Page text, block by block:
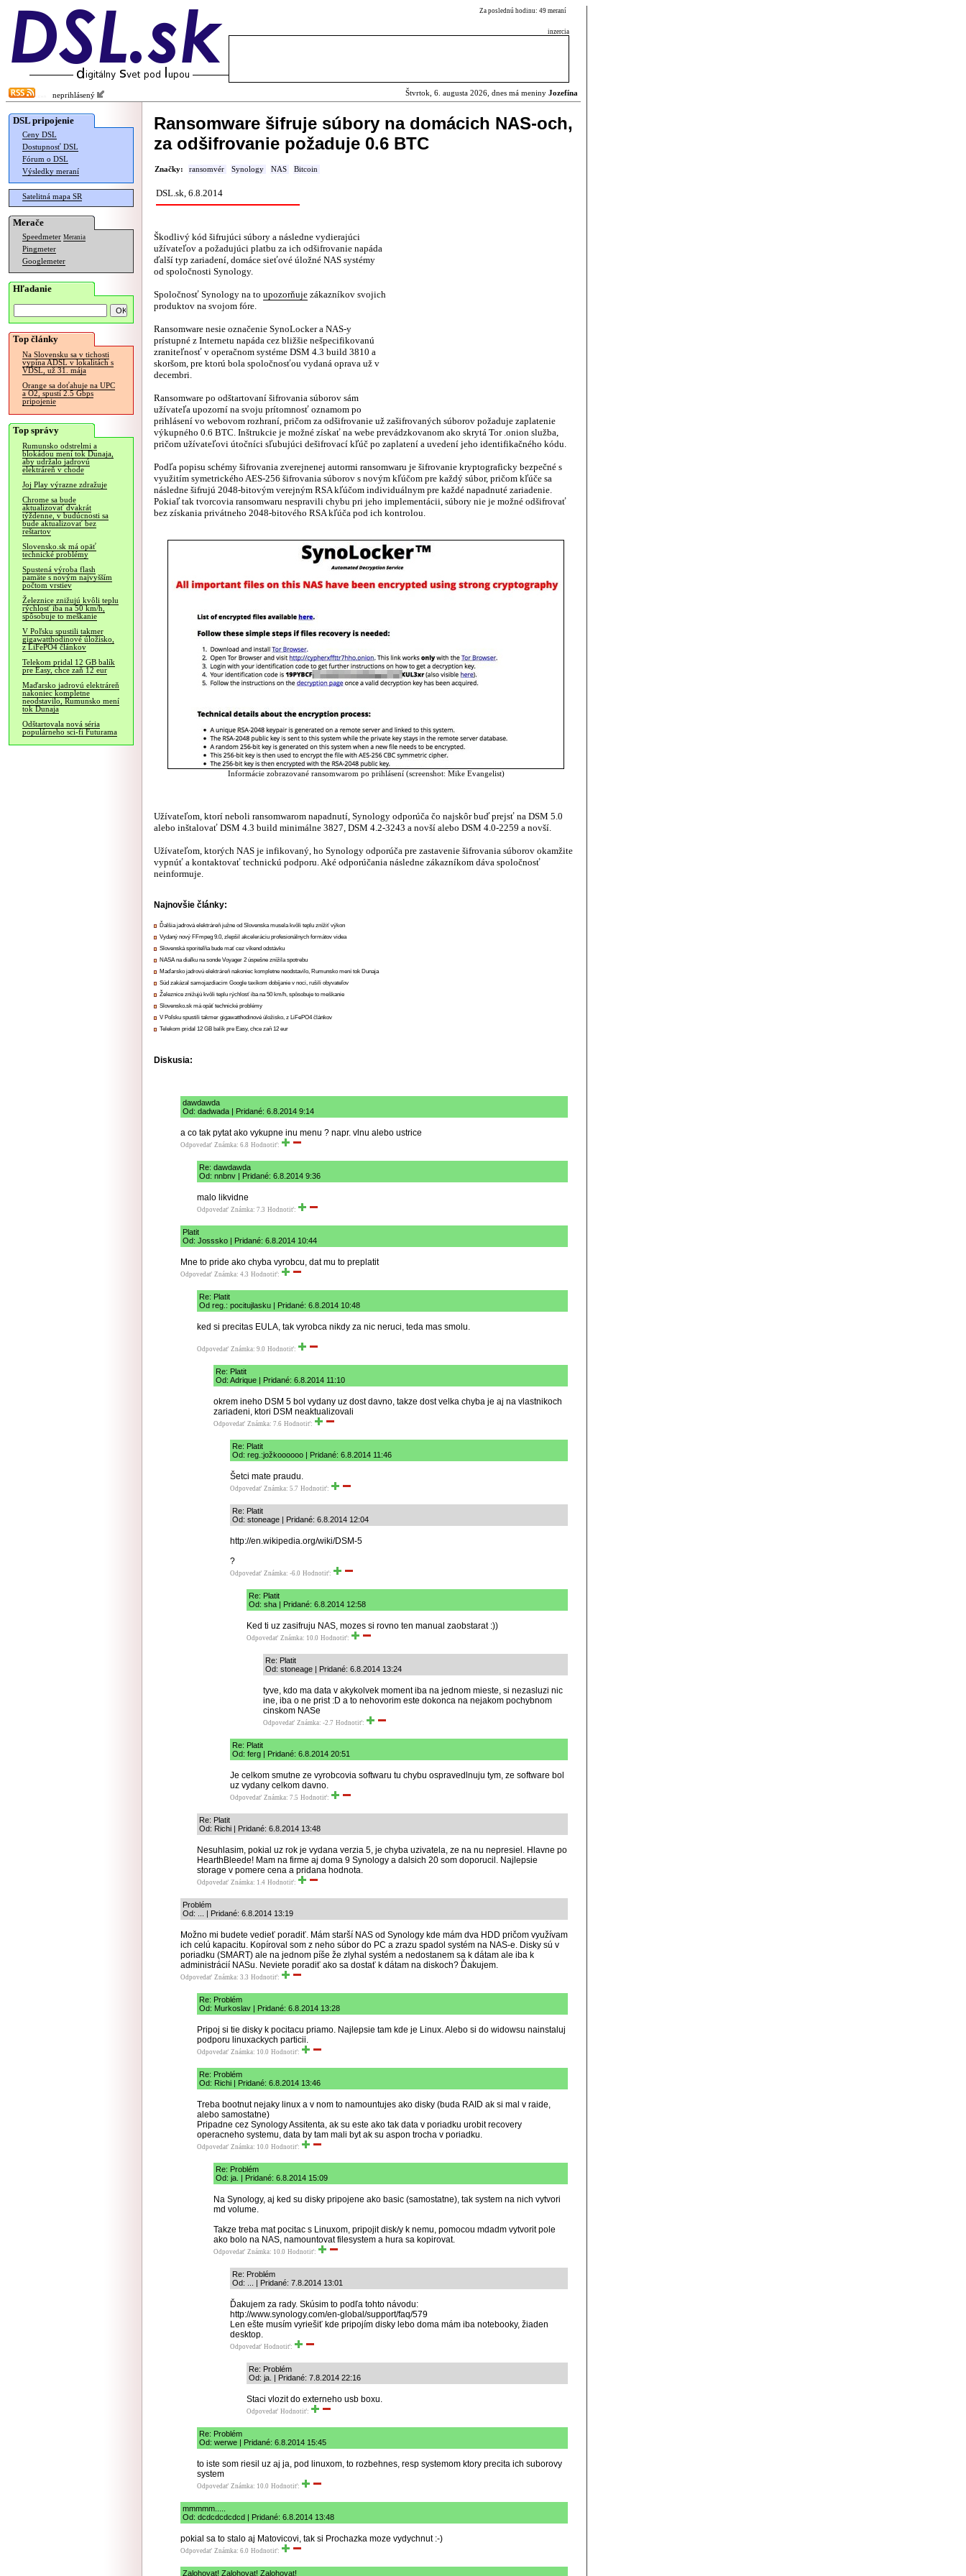
Za poslednú hodinu: 49 meraní
inzercia
neprihlásený Štvrtok, 6. augusta 2026, dnes má meniny Jozefína
DSL pripojenie
Ceny DSL
Dostupnosť DSL
Fórum o DSL
Výsledky meraní
Satelitná mapa SR
Merače
Speedmeter Merania
Pingmeter
Googlemeter
Hľadanie
Top články
Na Slovensku sa v tichosti
vypína ADSL v lokalitách s
VDSL, už 31. mája
Orange sa doťahuje na UPC
a O2, spustí 2.5 Gbps
pripojenie
Top správy
Rumunsko odstrelmi a
blokádou mení tok Dunaja,
aby udržalo jadrovú
elektráreň v chode
Joj Play výrazne zdražuje
Chrome sa bude
aktualizovať dvakrát
týždenne, v budúcnosti sa
bude aktualizovať bez
reštartov
Slovensko.sk má opäť
technické problémy
Spustená výroba flash
pamäte s novým najvyšším
počtom vrstiev
Železnice znižujú kvôli teplu
rýchlosť iba na 50 km/h,
spôsobuje to meškanie
V Poľsku spustili takmer
gigawatthodinové úložisko,
z LiFePO4 článkov
Telekom pridal 12 GB balík
pre Easy, chce zaň 12 eur
Maďarsko jadrovú elektráreň
nakoniec kompletne
neodstavilo, Rumunsko mení
tok Dunaja
Odštartovala nová séria
populárneho sci-fi Futurama
Ransomware šifruje súbory na domácich NAS-och,
za odšifrovanie požaduje 0.6 BTC
Značky: ransomvér Synology NAS Bitcoin
DSL.sk, 6.8.2014
Škodlivý kód šifrujúci súbory a následne vydierajúci
užívateľov a požadujúci platbu za ich odšifrovanie napáda
ďalší typ zariadení, domáce sieťové úložné NAS systémy
od spoločnosti Synology.
Spoločnosť Synology na to upozorňuje zákazníkov svojich
produktov na svojom fóre.
Ransomware nesie označenie SynoLocker a NAS-y
prístupné z Internetu napáda cez bližšie nešpecifikovanú
zraniteľnosť v operačnom systéme DSM 4.3 build 3810 a
skoršom, pre ktorú bola spoločnosťou vydaná oprava už v
decembri.
Ransomware po odštartovaní šifrovania súborov sám
užívateľa upozorní na svoju prítomnosť oznamom po
prihlásení vo webovom rozhraní, pričom za odšifrovanie už zašifrovaných súborov požaduje zaplatenie
výkupného 0.6 BTC. Inštrukcie je možné získať na webe prevádzkovanom ako skrytá Tor .onion služba,
pričom užívateľovi útočníci sľubujúci dešifrovací kľúč po zaplatení a uvedení jeho identifikačného kódu.
Podľa popisu schémy šifrovania zverejnenej autormi ransomwaru je šifrovanie kryptograficky bezpečné s
využitím symetrického AES-256 šifrovania súborov s novým kľúčom pre každý súbor, pričom kľúče sa
následne šifrujú 2048-bitovým verejným RSA kľúčom individuálnym pre každé napadnuté zariadenie.
Pokiaľ tak tvorcovia ransomwaru nespravili chybu pri jeho implementácii, súbory nie je možné odšifrovať
bez získania privátneho 2048-bitového RSA kľúča pod ich kontrolou.
Informácie zobrazované ransomwarom po prihlásení (screenshot: Mike Evangelist)
Užívateľom, ktorí neboli ransomwarom napadnutí, Synology odporúča čo najskôr buď prejsť na DSM 5.0
alebo inštalovať DSM 4.3 build minimálne 3827, DSM 4.2-3243 a novší alebo DSM 4.0-2259 a novší.
Užívateľom, ktorých NAS je infikovaný, ho Synology odporúča pre zastavenie šifrovania súborov okamžite
vypnúť a kontaktovať technickú podporu. Aké odporúčania následne zákazníkom dáva spoločnosť
neinformuje.
Najnovšie články:
Ďalšia jadrová elektráreň južne od Slovenska musela kvôli teplu znížiť výkon
Vydaný nový FFmpeg 9.0, zlepšil akceleráciu profesionálnych formátov videa
Slovenská sporiteľňa bude mať cez víkend odstávku
NASA na diaľku na sonde Voyager 2 úspešne znížila spotrebu
Maďarsko jadrovú elektráreň nakoniec kompletne neodstavilo, Rumunsko mení tok Dunaja
Súd zakázal samojazdiacim Google taxíkom dobíjanie v noci, rušili obyvateľov
Železnice znižujú kvôli teplu rýchlosť iba na 50 km/h, spôsobuje to meškanie
Slovensko.sk má opäť technické problémy
V Poľsku spustili takmer gigawatthodinové úložisko, z LiFePO4 článkov
Telekom pridal 12 GB balík pre Easy, chce zaň 12 eur
Diskusia:
dawdawda
Od: dadwada | Pridané: 6.8.2014 9:14
a co tak pytat ako vykupne inu menu ? napr. vlnu alebo ustrice
Odpovedať Známka: 6.8 Hodnotiť:
Re: dawdawda
Od: nnbnv | Pridané: 6.8.2014 9:36
malo likvidne
Odpovedať Známka: 7.3 Hodnotiť:
Platit
Od: Josssko | Pridané: 6.8.2014 10:44
Mne to pride ako chyba vyrobcu, dat mu to preplatit
Odpovedať Známka: 4.3 Hodnotiť:
Re: Platit
Od reg.: pocitujlasku | Pridané: 6.8.2014 10:48
ked si precitas EULA, tak vyrobca nikdy za nic neruci, teda mas smolu.
Odpovedať Známka: 9.0 Hodnotiť:
Re: Platit
Od: Adrique | Pridané: 6.8.2014 11:10
okrem ineho DSM 5 bol vydany uz dost davno, takze dost velka chyba je aj na vlastnikoch
zariadeni, ktori DSM neaktualizovali
Odpovedať Známka: 7.6 Hodnotiť:
Re: Platit
Od: reg.:jožkoooooo | Pridané: 6.8.2014 11:46
Šetci mate praudu.
Odpovedať Známka: 5.7 Hodnotiť:
Re: Platit
Od: stoneage | Pridané: 6.8.2014 12:04
http://en.wikipedia.org/wiki/DSM-5
?
Odpovedať Známka: -6.0 Hodnotiť:
Re: Platit
Od: sha | Pridané: 6.8.2014 12:58
Ked ti uz zasifruju NAS, mozes si rovno ten manual zaobstarat :))
Odpovedať Známka: 10.0 Hodnotiť:
Re: Platit
Od: stoneage | Pridané: 6.8.2014 13:24
tyve, kdo ma data v akykolvek moment iba na jednom mieste, si nezasluzi nic
ine, iba o ne prist :D a to nehovorim este dokonca na nejakom pochybnom
cinskom NASe
Odpovedať Známka: -2.7 Hodnotiť:
Re: Platit
Od: ferg | Pridané: 6.8.2014 20:51
Je celkom smutne ze vyrobcovia softwaru tu chybu ospravedlnuju tym, ze software bol
uz vydany celkom davno.
Odpovedať Známka: 7.5 Hodnotiť:
Re: Platit
Od: Richi | Pridané: 6.8.2014 13:48
Nesuhlasim, pokial uz rok je vydana verzia 5, je chyba uzivatela, ze na nu nepresiel. Hlavne po
HearthBleede! Mam na firme aj doma 9 Synology a dalsich 20 som doporucil. Najlepsie
storage v pomere cena a pridana hodnota.
Odpovedať Známka: 1.4 Hodnotiť:
Problém
Od: ... | Pridané: 6.8.2014 13:19
Možno mi budete vedieť poradiť. Mám starší NAS od Synology kde mám dva HDD pričom využívam
ich celú kapacitu. Kopíroval som z neho súbor do PC a zrazu spadol systém na NAS-e. Disky sú v
poriadku (SMART) ale na jednom píše že zlyhal systém a nedostanem sa k dátam ale iba k
administrácií NASu. Neviete poradiť ako sa dostať k dátam na diskoch? Ďakujem.
Odpovedať Známka: 3.3 Hodnotiť:
Re: Problém
Od: Murkoslav | Pridané: 6.8.2014 13:28
Pripoj si tie disky k pocitacu priamo. Najlepsie tam kde je Linux. Alebo si do widowsu nainstaluj
podporu linuxackych particii.
Odpovedať Známka: 10.0 Hodnotiť:
Re: Problém
Od: Richi | Pridané: 6.8.2014 13:46
Treba bootnut nejaky linux a v nom to namountujes ako disky (buda RAID ak si mal v raide,
alebo samostatne)
Pripadne cez Synology Assitenta, ak su este ako tak data v poriadku urobit recovery
operacneho systemu, data by tam mali byt ak su aspon trocha v poriadku.
Odpovedať Známka: 10.0 Hodnotiť:
Re: Problém
Od: ja. | Pridané: 6.8.2014 15:09
Na Synology, aj ked su disky pripojene ako basic (samostatne), tak system na nich vytvori
md volume.
Takze treba mat pocitac s Linuxom, pripojit disk/y k nemu, pomocou mdadm vytvorit pole
ako bolo na NAS, namountovat filesystem a hura sa kopirovat.
Odpovedať Známka: 10.0 Hodnotiť:
Re: Problém
Od: ... | Pridané: 7.8.2014 13:01
Ďakujem za rady. Skúsim to podľa tohto návodu:
http://www.synology.com/en-global/support/faq/579
Len ešte musím vyriešiť kde pripojím disky lebo doma mám iba notebooky, žiaden
desktop.
Odpovedať Hodnotiť:
Re: Problém
Od: ja. | Pridané: 7.8.2014 22:16
Staci vlozit do externeho usb boxu.
Odpovedať Hodnotiť:
Re: Problém
Od: werwe | Pridané: 6.8.2014 15:45
to iste som riesil uz aj ja, pod linuxom, to rozbehnes, resp systemom ktory precita ich suborovy
system
Odpovedať Známka: 10.0 Hodnotiť:
mmmmm.....
Od: dcdcdcdcdcd | Pridané: 6.8.2014 13:48
pokial sa to stalo aj Matovicovi, tak si Prochazka moze vydychnut :-)
Odpovedať Známka: 6.0 Hodnotiť:
Zalohovat! Zalohovat! Zalohovat!